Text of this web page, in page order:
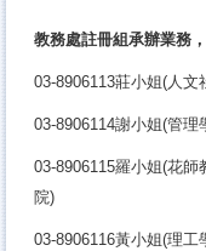
教務處註冊組承辦業務
03-8906113莊小姐(人文
03-8906114謝小姐(管理
03-8906115羅小姐(花師
院)
03-8906116黃小姐(理工